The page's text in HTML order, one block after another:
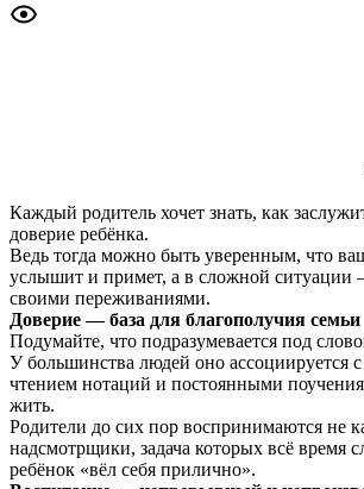
Каждый родитель хочет знать, как
доверие ребёнка.
Ведь тогда можно быть уверенным, что
услышит и примет, а в сложной ситуации
своими переживаниями.
Доверие — база для благополучия семьи
Подумайте, что подразумевается под
У большинства людей оно ассоциируется
чтением нотаций и постоянными
жить.
Родители до сих пор воспринимаются не
надсмотрщики, задача которых всё время
ребёнок «вёл себя прилично».